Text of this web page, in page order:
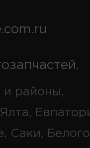
,
районы,
Саки,